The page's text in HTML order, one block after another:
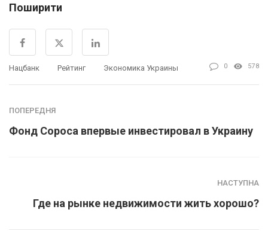
Поширити
Нацбанк Рейтинг Экономика Украины 0 578
ПОПЕРЕДНЯ
Фонд Сороса впервые инвестировал в Украину
НАСТУПНА
Где на рынке недвижимости жить хорошо?